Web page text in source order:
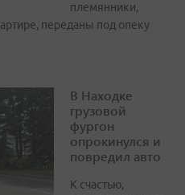
племянники,
переданы под опеку
В Находке
грузовой
фургон
опрокинулся и
повредил авто
К счастью,